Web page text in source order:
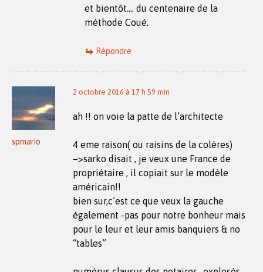
et bientôt…. du centenaire de la
méthode Coué.
Répondre
spmario
2 octobre 2016 à 17 h 59 min
ah !! on voie la patte de l’architecte
4 eme raison( ou raisins de la colères)
–>sarko disait , je veux une France de
propriétaire , il copiait sur le modèle
américain!!
bien sur,c’est ce que veux la gauche
également -pas pour notre bonheur mais
pour le leur et leur amis banquiers & no
“tables”